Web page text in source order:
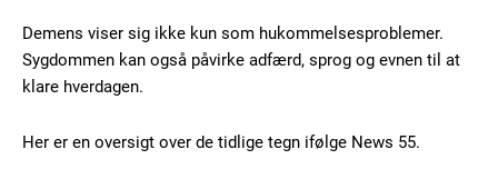
Demens viser sig ikke kun som hukommelsesproblemer.
Sygdommen kan også påvirke adfærd, sprog og evnen til at
klare hverdagen.
Her er en oversigt over de tidlige tegn ifølge News 55.